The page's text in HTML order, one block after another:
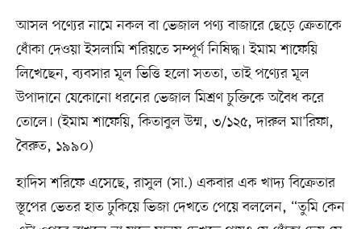
আসল পণ্যের নামে নকল বা ভেজাল পণ্য বাজারে ছেড়ে ক্রেতাকে
ধোঁকা দেওয়া ইসলামি শরিয়তে সম্পূর্ণ নিষিদ্ধ। ইমাম শাফেয়ি
লিখেছেন, ব্যবসার মূল ভিত্তি হলো সততা, তাই পণ্যের মূল
উপাদানে যেকোনো ধরনের ভেজাল মিশ্রণ চুক্তিকে অবৈধ করে
তোলে। (ইমাম শাফেয়ি, কিতাবুল উম্ম, ৩/১২৫, দারুল মা'রিফা,
বৈরুত, ১৯৯০)
হাদিস শরিফে এসেছে, রাসুল (সা.) একবার এক খাদ্য বিক্রেতার
স্তূপের ভেতর হাত ঢুকিয়ে ভিজা দেখতে পেয়ে বললেন, “তুমি কেন